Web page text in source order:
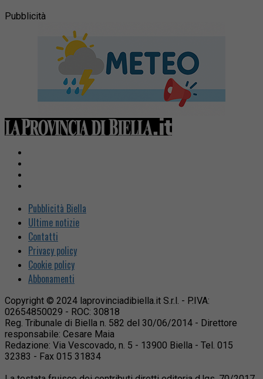
Pubblicità
Pubblicità Biella
Ultime notizie
Contatti
Privacy policy
Cookie policy
Abbonamenti
Copyright © 2024 laprovinciadibiella.it S.r.l. - P.IVA:
02654850029 - ROC: 30818
Reg. Tribunale di Biella n. 582 del 30/06/2014 - Direttore
responsabile: Cesare Maia
Redazione: Via Vescovado, n. 5 - 13900 Biella - Tel. 015
32383 - Fax 015 31834